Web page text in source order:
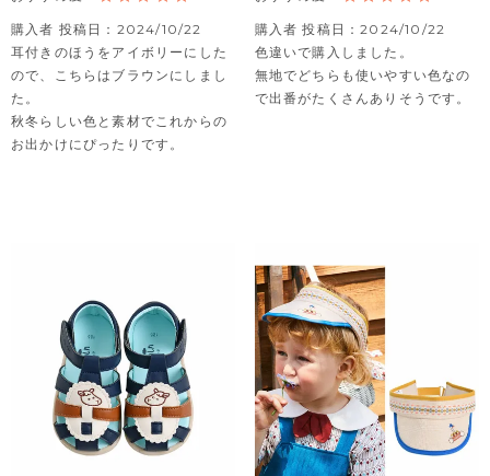
購入者 投稿日
2024/10/22
耳付きのほうをアイボリーにした
ので、こちらはブラウンにしまし
た。
秋冬らしい色と素材でこれからの
お出かけにぴったりです。
購入者 投稿日
2024/10/22
色違いで購入しました。
無地でどちらも使いやすい色なの
で出番がたくさんありそうです。